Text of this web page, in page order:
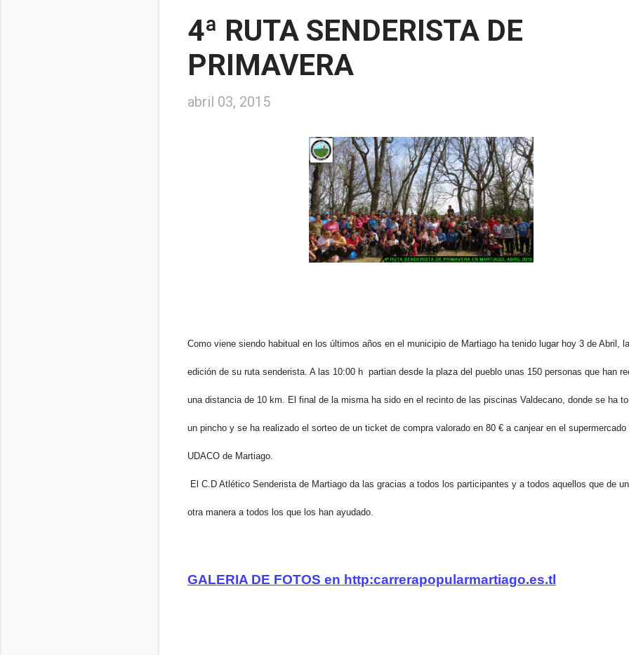
4ª RUTA SENDERISTA DE
PRIMAVERA
abril 03, 2015
Como viene siendo habitual en los últimos años en el municipio de Martiago ha tenido lugar hoy 3 de Abril,
edición de su ruta senderista. A las 10:00 h partian desde la plaza del pueblo unas 150 personas que han
una distancia de 10 km. El final de la misma ha sido en el recinto de las piscinas Valdecano, donde se ha
un pincho y se ha realizado el sorteo de un ticket de compra valorado en 80 € a canjear en el supermercado
UDACO de Martiago.
El C.D Atlético Senderista de Martiago da las gracias a todos los participantes y a todos aquellos que de
otra manera a todos los que los han ayudado.
GALERIA DE FOTOS en http:carrerapopularmartiago.es.tl